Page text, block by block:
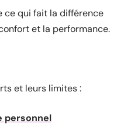
ce qui fait la différence
et la performance.
et leurs limites :
personnel